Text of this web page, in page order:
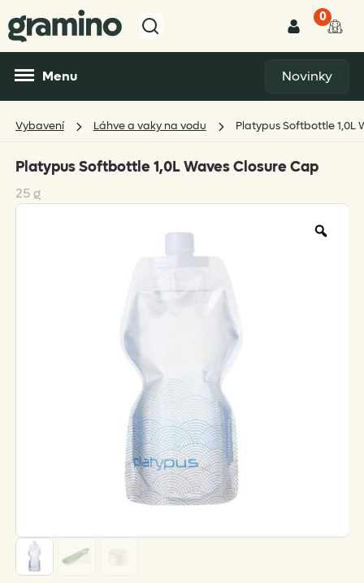
0
Menu Novinky
Vybavení Láhve a vaky na vodu Platypus Softbottle 1,0L
Platypus Softbottle 1,0L Waves Closure Cap
25 g